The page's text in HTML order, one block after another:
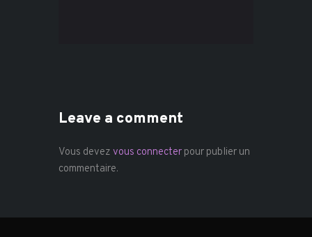
Leave a comment
Vous devez vous connecter pour publier un
commentaire.